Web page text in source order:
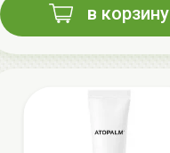
в корзину